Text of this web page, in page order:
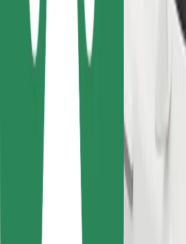
Beszállítók
Felhasználási feltételek
Sütik
Bolt alkalmazás letöltése
Találd meg kedvenc ételedet!
Bolt Food app letöltése